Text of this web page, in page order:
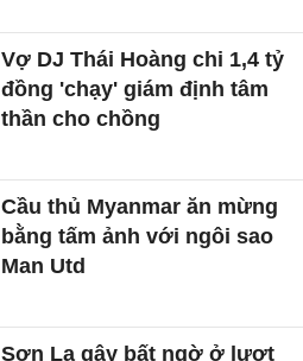
Vợ DJ Thái Hoàng chi 1,4 tỷ
đồng 'chạy' giám định tâm
thần cho chồng
Cầu thủ Myanmar ăn mừng
bằng tấm ảnh với ngôi sao
Man Utd
Sơn La gây bất ngờ ở lượt